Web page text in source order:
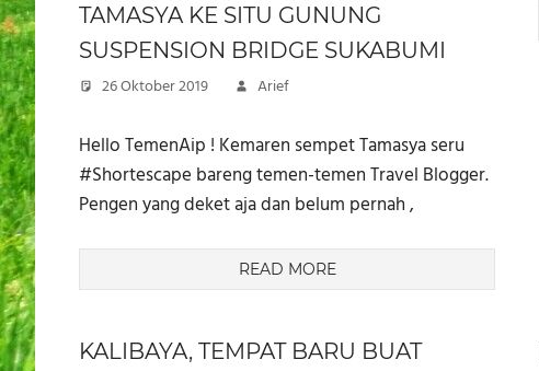
TAMASYA KE SITU GUNUNG
SUSPENSION BRIDGE SUKABUMI
26 Oktober 2019 Arief
Hello TemenAip ! Kemaren sempet Tamasya seru
#Shortescape bareng temen-temen Travel Blogger.
Pengen yang deket aja dan belum pernah ,
READ MORE
KALIBAYA, TEMPAT BARU BUAT